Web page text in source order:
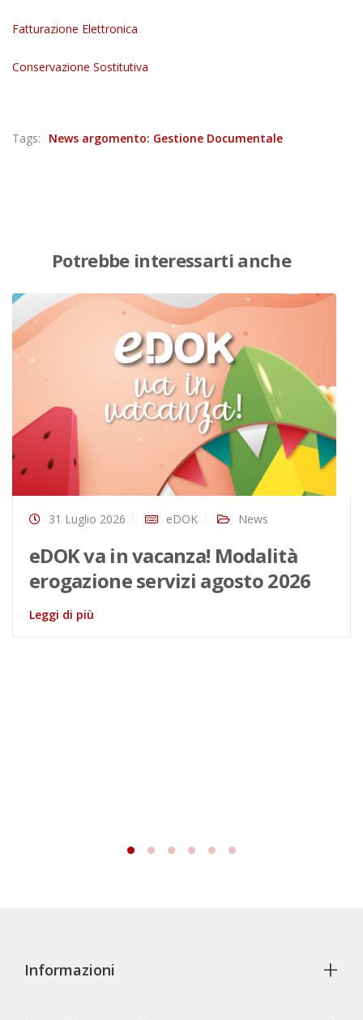
Fatturazione Elettronica
Conservazione Sostitutiva
Tags: News argomento: Gestione Documentale
Potrebbe interessarti anche
31 Luglio 2026 eDOK News
eDOK va in vacanza! Modalità
erogazione servizi agosto 2026
Leggi di più
Informazioni +